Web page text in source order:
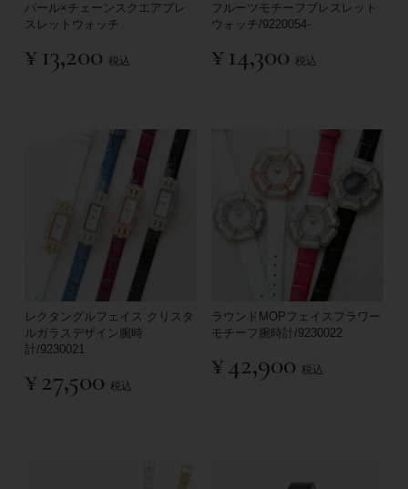
パール×チェーンスクエアブレ
スレットウォッチ
¥ 13,200 税込
フルーツモチーフブレスレット
ウォッチ/9220054-
¥ 14,300 税込
レクタングルフェイス クリスタ
ルガラスデザイン腕時
計/9230021
¥27,500 税込
ラウンドMOPフェイスフラワー
モチーフ腕時計/9230022
¥42,900 税込